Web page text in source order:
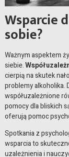
Wsparcie
sobie?
Ważnym aspektem
siebie.
cierpią na skutek
problemy alkoholika.
współuzależnione
pomocy dla bliskich
oferują pomoc
Spotkania z
wsparcia to
uzależnienia i